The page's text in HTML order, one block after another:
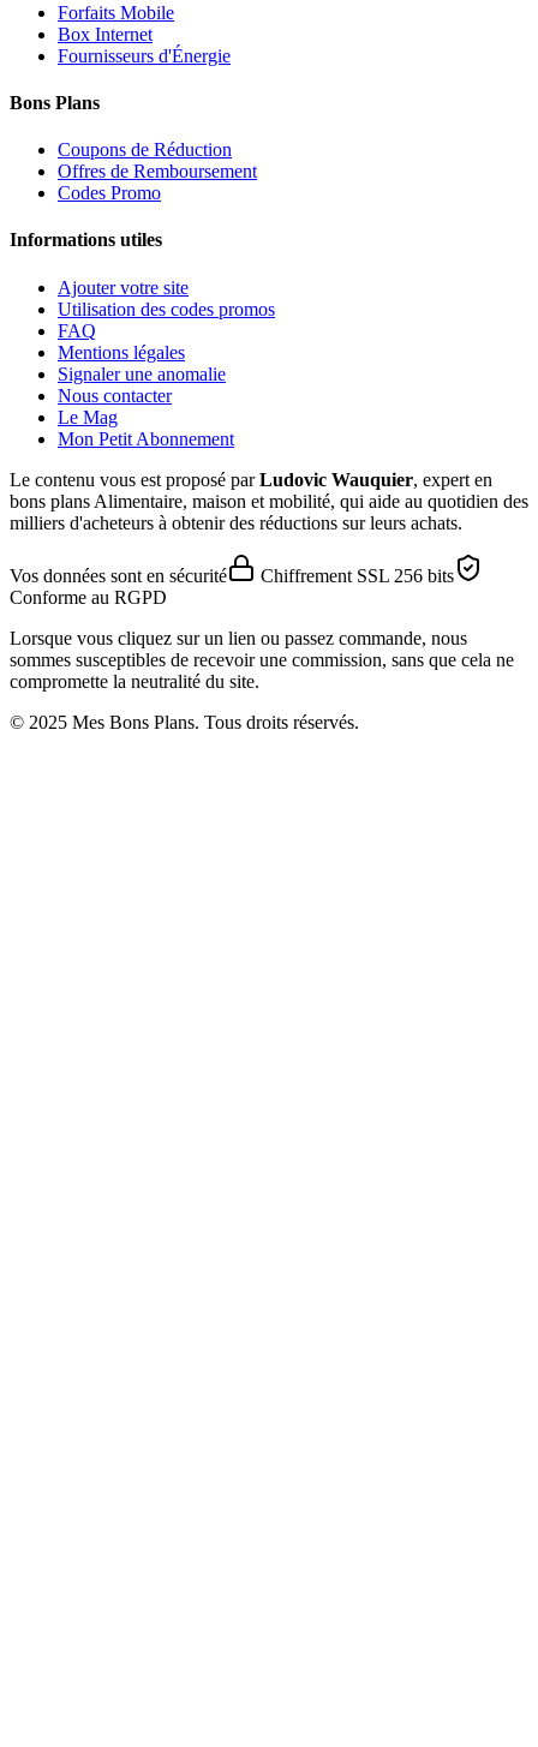
Forfaits Mobile
Box Internet
Fournisseurs d'Énergie
Bons Plans
Coupons de Réduction
Offres de Remboursement
Codes Promo
Informations utiles
Ajouter votre site
Utilisation des codes promos
FAQ
Mentions légales
Signaler une anomalie
Nous contacter
Le Mag
Mon Petit Abonnement
Le contenu vous est proposé parLudovic Wauquier, expert en
bons plans Alimentaire, maison et mobilité, qui aide au quotidien des
milliers d'acheteurs à obtenir des réductions sur leurs achats.
Vos données sont en sécurité
Chiffrement SSL 256 bits
Conforme au RGPD
Lorsque vous cliquez sur un lien ou passez commande, nous
sommes susceptibles de recevoir une commission, sans que cela ne
compromette la neutralité du site.
© 2025 Mes Bons Plans. Tous droits réservés.